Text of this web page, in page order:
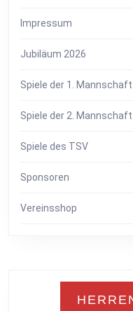
Impressum
Jubiläum 2026
Spiele der 1. Mannschaft
Spiele der 2. Mannschaft
Spiele des TSV
Sponsoren
Vereinsshop